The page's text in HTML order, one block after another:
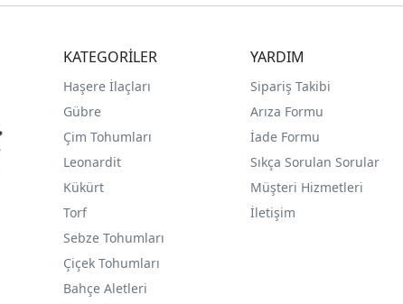
KATEGORİLER
Haşere İlaçları
Gübre
Çim Tohumları
Leonardit
Kükürt
Torf
Sebze Tohumları
Çiçek Tohumları
Bahçe Aletleri
YARDIM
Sipariş Takibi
Arıza Formu
İade Formu
Sıkça Sorulan Sorular
Müşteri Hizmetleri
İletişim